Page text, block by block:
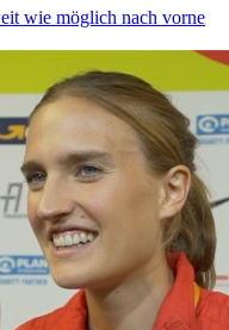
wie möglich nach vorne